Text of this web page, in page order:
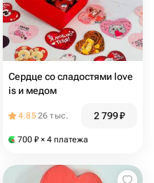
Сердце со сладостями love
is и медом
4.8526 тыс. 2 799₽
700 ₽ × 4 платежа